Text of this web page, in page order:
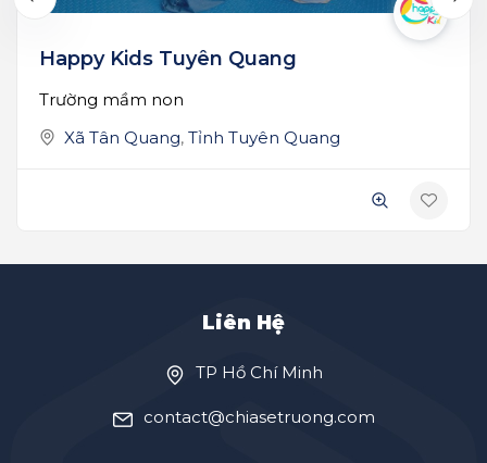
Happy Kids Tuyên Quang
Trường mầm non
Xã Tân Quang, Tỉnh Tuyên Quang
Liên Hệ
TP Hồ Chí Minh
contact@chiasetruong.com